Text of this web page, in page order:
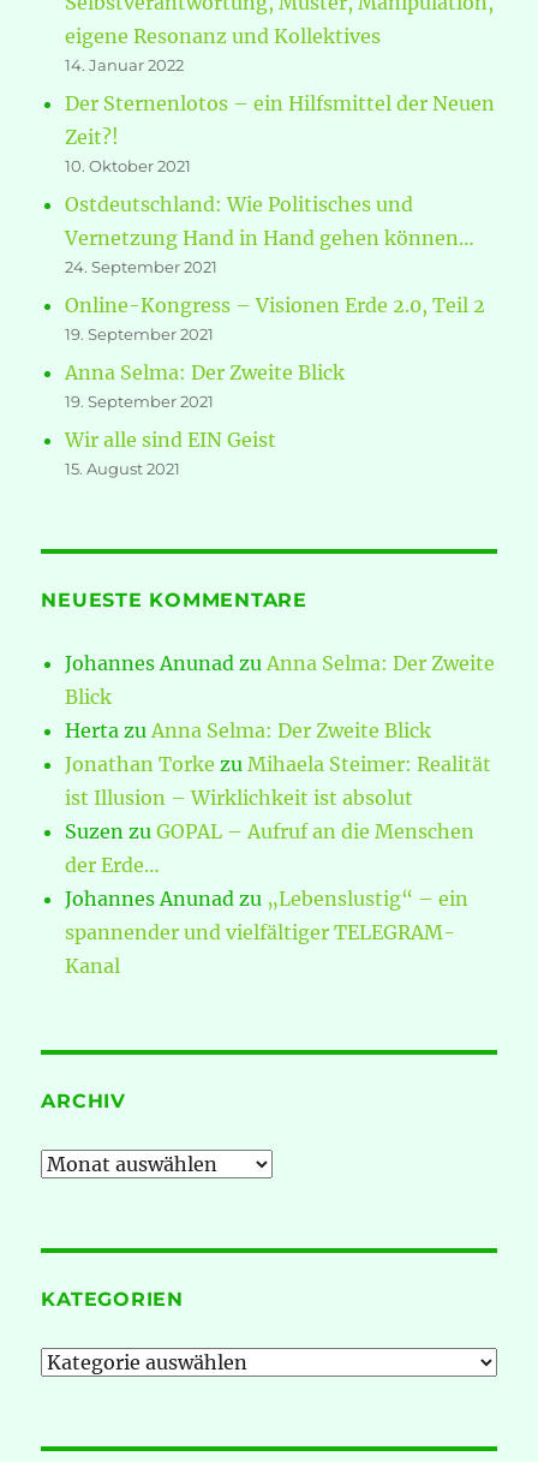
eigene Resonanz und Kollektives
14. Januar 2022
Der Sternenlotos – ein Hilfsmittel der Neuen
Zeit?!
10. Oktober 2021
Ostdeutschland: Wie Politisches und
Vernetzung Hand in Hand gehen können…
24. September 2021
Online-Kongress – Visionen Erde 2.0, Teil 2
19. September 2021
Anna Selma: Der Zweite Blick
19. September 2021
Wir alle sind EIN Geist
15. August 2021
NEUESTE KOMMENTARE
Johannes Anunad zuAnna Selma: Der Zweite
Blick
Herta zuAnna Selma: Der Zweite Blick
Jonathan Torke zuMihaela Steimer: Realität
ist Illusion – Wirklichkeit ist absolut
Suzen zuGOPAL – Aufruf an die Menschen
der Erde…
Johannes Anunad zu „Lebenslustig“ – ein
spannender und vielfältiger TELEGRAM-
Kanal
ARCHIV
Archiv
KATEGORIEN
Kategorien